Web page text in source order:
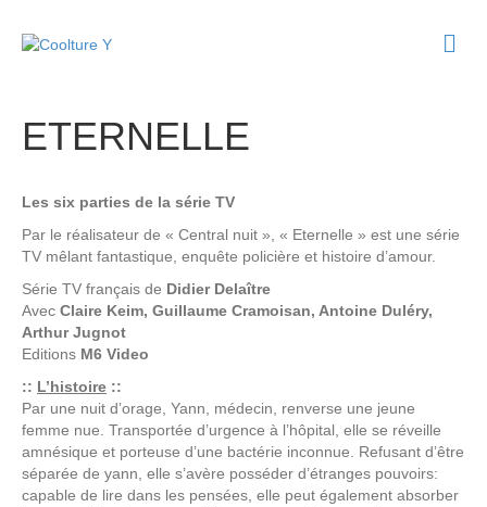
ETERNELLE
Les six parties de la série TV
Par le réalisateur de « Central nuit », « Eternelle » est une série
TV mêlant fantastique, enquête policière et histoire d’amour.
Série TV français de Didier Delaître
Avec Claire Keim, Guillaume Cramoisan, Antoine Duléry,
Arthur Jugnot
Editions M6 Video
:: L’histoire ::
Par une nuit d’orage, Yann, médecin, renverse une jeune
femme nue. Transportée d’urgence à l’hôpital, elle se réveille
amnésique et porteuse d’une bactérie inconnue. Refusant d’être
séparée de yann, elle s’avère posséder d’étranges pouvoirs:
capable de lire dans les pensées, elle peut également absorber